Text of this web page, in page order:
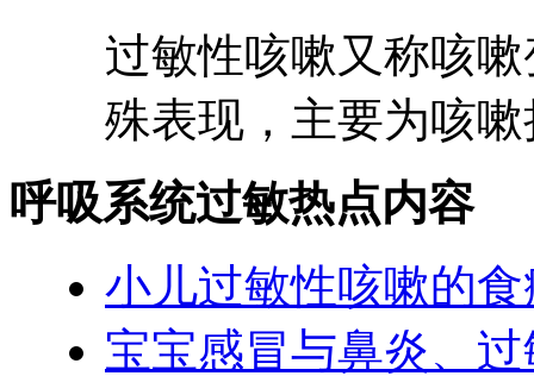
过敏性咳嗽又称咳
殊表现，主要为咳
呼吸系统过敏热点内容
小儿过敏性咳嗽的
宝宝感冒与鼻炎、